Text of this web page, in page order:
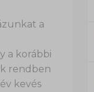
a
a korábbi
rendben
kevés